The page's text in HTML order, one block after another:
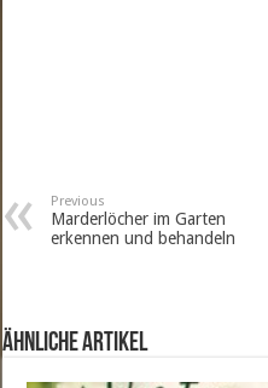
Previous
Marderlöcher im Garten
erkennen und behandeln
ähnliche Artikel